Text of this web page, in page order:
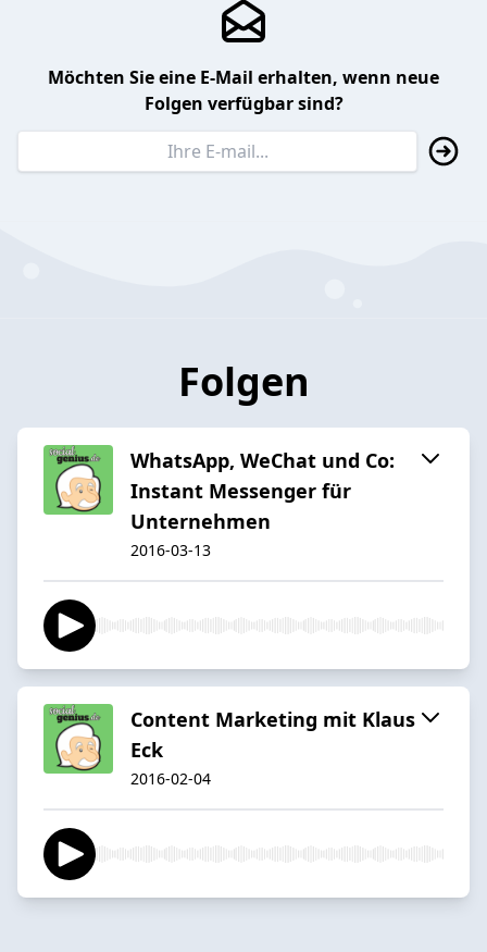
Möchten Sie eine E-Mail erhalten, wenn neue
Folgen verfügbar sind?
Folgen
WhatsApp, WeChat und Co:
Instant Messenger für
Unternehmen
2016-03-13
Content Marketing mit Klaus
Eck
2016-02-04